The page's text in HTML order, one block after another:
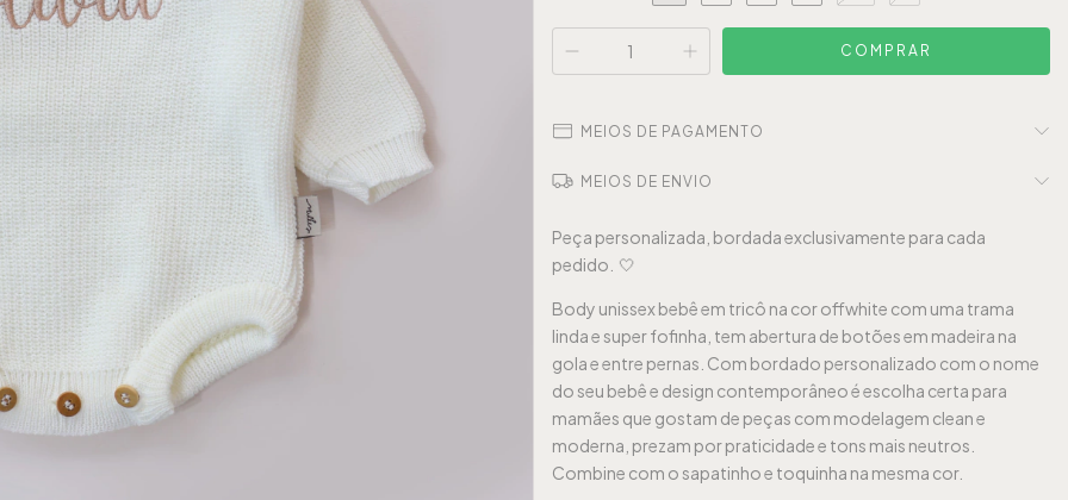
MEIOS DE PAGAMENTO
MEIOS DE ENVIO
Peça personalizada, bordada exclusivamente para cada
pedido. 🤍
Body unissex bebê em tricô na cor offwhite com uma trama
linda e super fofinha, tem abertura de botões em madeira na
gola e entre pernas. Com bordado personalizado com o nome
do seu bebê e design contemporâneo é escolha certa para
mamães que gostam de peças com modelagem clean e
moderna, prezam por praticidade e tons mais neutros.
Combine com o sapatinho e toquinha na mesma cor.